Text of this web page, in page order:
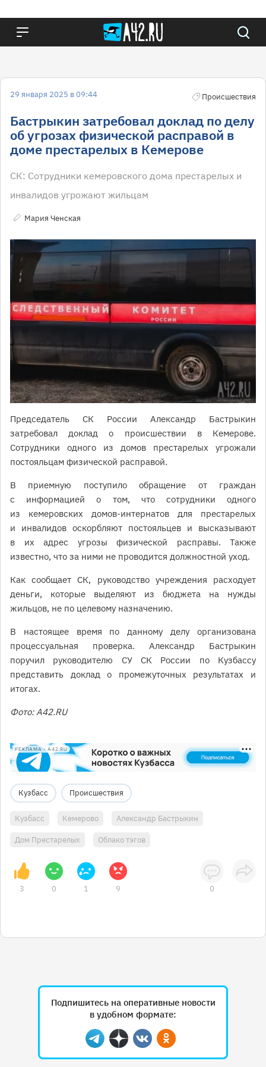
29 января 2025 в 09:44 Происшествия
Бастрыкин затребовал доклад по делу
об угрозах физической расправой в
доме престарелых в Кемерове
СК: Сотрудники кемеровского дома престарелых и
инвалидов угрожают жильцам
Мария Ченская
Председатель СК России Александр Бастрыкин
затребовал доклад о происшествии в Кемерове.
Сотрудники одного из домов престарелых угрожали
постояльцам физической расправой.
В приемную поступило обращение от граждан
с информацией о том, что сотрудники одного
из кемеровских домов-интернатов для престарелых
и инвалидов оскорбляют постояльцев и высказывают
в их адрес угрозы физической расправы. Также
известно, что за ними не проводится должностной уход.
Как сообщает СК, руководство учреждения расходует
деньги, которые выделяют из бюджета на нужды
жильцов, не по целевому назначению.
В настоящее время по данному делу организована
процессуальная проверка. Александр Бастрыкин
поручил руководителю СУ СК России по Кузбассу
представить доклад о промежуточных результатах и
итогах.
Фото: А42.RU
РЕКЛАМА • A42.RU
Кузбасс Происшествия
Кузбасс Кемерово Александр Бастрыкин
Дом Престарелых Облако тэгов
3 0 1 9 0
Подпишитесь на оперативные новости
в удобном формате:
Telegram
ДзенВконтактеОдноклассники